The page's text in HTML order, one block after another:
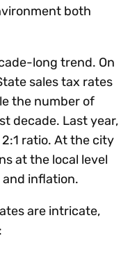
both
long trend. On
sales tax rates
the number of
decade. Last year,
ratio. At the city
at the local level
inflation.
are intricate,